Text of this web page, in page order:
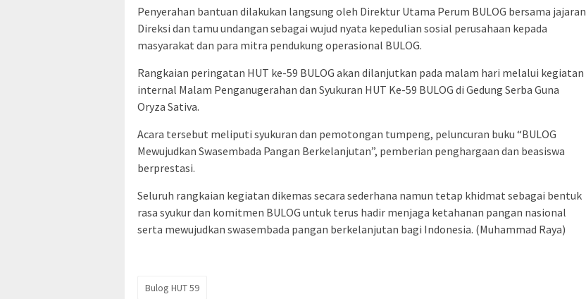
Penyerahan bantuan dilakukan langsung oleh Direktur Utama Perum BULOG bersama jajaran
Direksi dan tamu undangan sebagai wujud nyata kepedulian sosial perusahaan kepada
masyarakat dan para mitra pendukung operasional BULOG.
Rangkaian peringatan HUT ke-59 BULOG akan dilanjutkan pada malam hari melalui kegiatan
internal Malam Penganugerahan dan Syukuran HUT Ke-59 BULOG di Gedung Serba Guna
Oryza Sativa.
Acara tersebut meliputi syukuran dan pemotongan tumpeng, peluncuran buku “BULOG
Mewujudkan Swasembada Pangan Berkelanjutan”, pemberian penghargaan dan beasiswa
berprestasi.
Seluruh rangkaian kegiatan dikemas secara sederhana namun tetap khidmat sebagai bentuk
rasa syukur dan komitmen BULOG untuk terus hadir menjaga ketahanan pangan nasional
serta mewujudkan swasembada pangan berkelanjutan bagi Indonesia. (Muhammad Raya)
Bulog HUT 59